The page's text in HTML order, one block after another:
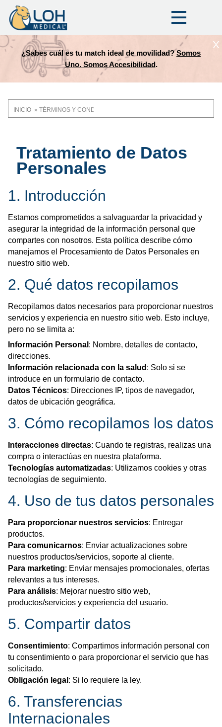
¿Sabes cuál es tu match ideal de movilidad?Somos
Uno. Somos Accesibilidad.
X
Ruta
navegación
INICIO TÉRMINOS Y CONDICIONES
Tratamiento de Datos
Personales
1. Introducción
Estamos comprometidos a salvaguardar la privacidad y
asegurar la integridad de la información personal que
compartes con nosotros. Esta política describe cómo
manejamos el Procesamiento de Datos Personales en
nuestro sitio web.
2. Qué datos recopilamos
Recopilamos datos necesarios para proporcionar nuestros
servicios y experiencia en nuestro sitio web. Esto incluye,
pero no se limita a:
Información Personal : Nombre, detalles de contacto,
direcciones.
Información relacionada con la salud : Solo si se
introduce en un formulario de contacto.
Datos Técnicos: Direcciones IP, tipos de navegador,
datos de ubicación geográfica.
3. Cómo recopilamos los datos
Interacciones directas: Cuando te registras, realizas una
compra o interactúas en nuestra plataforma.
Tecnologías automatizadas: Utilizamos cookies y otras
tecnologías de seguimiento.
4. Uso de tus datos personales
Para proporcionar nuestros servicios: Entregar
productos.
Para comunicarnos: Enviar actualizaciones sobre
nuestros productos/servicios, soporte al cliente.
Para marketing: Enviar mensajes promocionales, ofertas
relevantes a tus intereses.
Para análisis: Mejorar nuestro sitio web,
productos/servicios y experiencia del usuario.
5. Compartir datos
Consentimiento: Compartimos información personal con
tu consentimiento o para proporcionar el servicio que has
solicitado.
Obligación legal : Si lo requiere la ley.
6. Transferencias
Internacionales